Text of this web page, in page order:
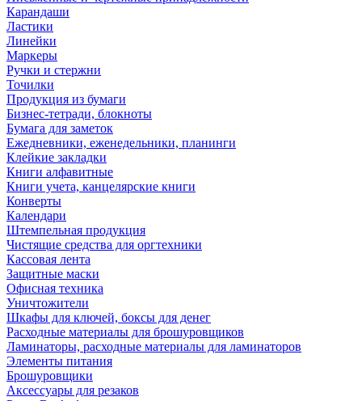
Карандаши
Ластики
Линейки
Маркеры
Ручки и стержни
Точилки
Продукция из бумаги
Бизнес-тетради, блокноты
Бумага для заметок
Ежедневники, еженедельники, планинги
Клейкие закладки
Книги алфавитные
Книги учета, канцелярские книги
Конверты
Календари
Штемпельная продукция
Чистящие средства для оргтехники
Кассовая лента
Защитные маски
Офисная техника
Уничтожители
Шкафы для ключей, боксы для денег
Расходные материалы для брошуровщиков
Ламинаторы, расходные материалы для ламинаторов
Элементы питания
Брошуровщики
Аксессуары для резаков